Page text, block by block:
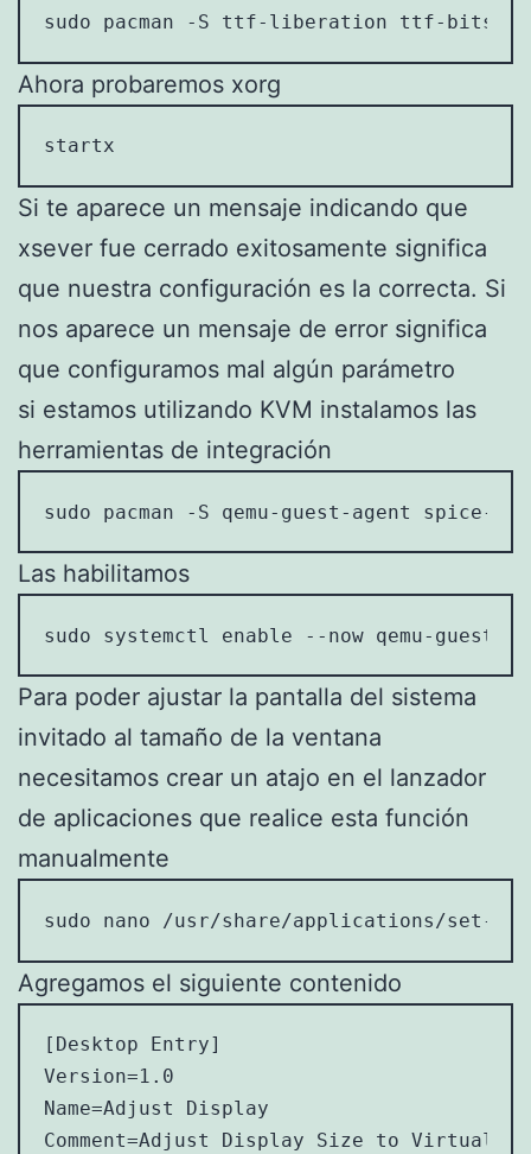
sudo pacman -S ttf-liberation ttf-
Ahora probaremos xorg
startx
Si te aparece un mensaje indicando que
xsever fue cerrado exitosamente significa
que nuestra configuración es la correcta. Si
nos aparece un mensaje de error significa
que configuramos mal algún parámetro
si estamos utilizando KVM instalamos las
herramientas de integración
sudo pacman -S qemu-guest-agent spice-
Las habilitamos
sudo systemctl enable --now qemu-guest-
Para poder ajustar la pantalla del sistema
invitado al tamaño de la ventana
necesitamos crear un atajo en el lanzador
de aplicaciones que realice esta función
manualmente
sudo nano /usr/share/applications/set-
Agregamos el siguiente contenido
[Desktop Entry]
Version=1.0
Name=Adjust Display
Comment=Adjust Display Size to Virtual